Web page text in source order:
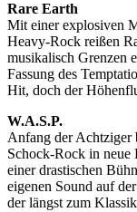
Rare Earth
Mit einer explosiven
Heavy-Rock reißen
musikalisch Grenzen
Fassung des
Hit, doch der
W.A.S.P.
Anfang der Achtziger
Schock-Rock in neue
einer drastischen
eigenen Sound auf
der längst zum